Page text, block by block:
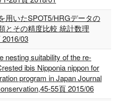
用いたSPOT5/HRGデータの
とその精度比較 統計数理
2016/03
nesting suitability of the re-
ibis Nipponia nippon for
program in Japan Journal
55頁 2015/06